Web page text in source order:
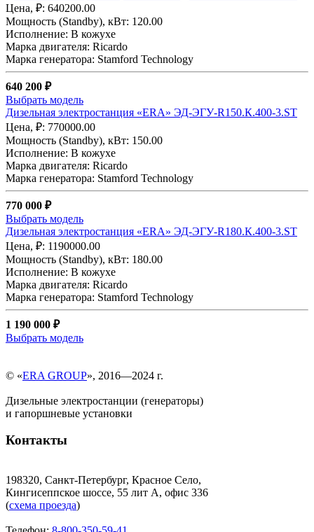
Цена, ₽: 640200.00
Мощность (Standby), кВт: 120.00
Исполнение: В кожухе
Марка двигателя: Ricardo
Марка генератора: Stamford Technology
640 200 ₽
Выбрать модель
Дизельная электростанция «ERA» ЭД-ЭГУ-R150.К.400-3.ST
Цена, ₽: 770000.00
Мощность (Standby), кВт: 150.00
Исполнение: В кожухе
Марка двигателя: Ricardo
Марка генератора: Stamford Technology
770 000 ₽
Выбрать модель
Дизельная электростанция «ERA» ЭД-ЭГУ-R180.К.400-3.ST
Цена, ₽: 1190000.00
Мощность (Standby), кВт: 180.00
Исполнение: В кожухе
Марка двигателя: Ricardo
Марка генератора: Stamford Technology
1 190 000 ₽
Выбрать модель
© «ERA GROUP», 2016—2024 г.
Дизельные электростанции (генераторы)
и гапоршневые установки
Контакты
198320, Санкт-Петербург, Красное Село,
Кингисеппское шоссе, 55 лит А, офис 336
(схема проезда)